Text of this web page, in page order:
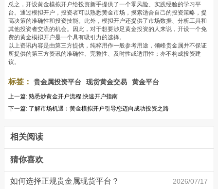
总之，开设黄金模拟开户给投资新手提供了一个零风险、实践经验的学习平
台。通过模拟开户，投资者可以熟悉黄金市场，摸索适合自己的投资策略，提
高决策的准确性和投资技能。此外，模拟开户还提供了市场数据、分析工具和
其他投资者交流的机会。因此，对于想要涉足黄金投资的人来说，开设一个免
费的黄金模拟开户是一个具有吸引力的选择。
以上资讯内容是由第三方提供，纯粹用作一般参考用途，领峰贵金属并不保证
所提供的第三方资讯的准确性、完整性、及时性或适用性；亦不构成投资建
议。
标签： 贵金属投资平台 现货黄金交易 黄金平台
上一篇: 熟悉炒黄金开户流程,快速开户指南
下一篇: 了解市场机遇：黄金模拟开户引导您迈向成功投资之路
相关阅读
猜你喜欢
如何选择正规贵金属现货平台？ 2026/07/17